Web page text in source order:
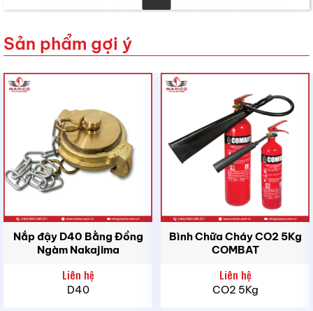
hiện trường, sử dụng máy thử điện tử NID-ET3-
Đầu báo khói loại quang học.
Thiết kế cấu hình thấp
Màn chắn côn trùng và các hạt bụi hiệu quả.
Đặc điểm tạo luồng khói hiệu quả.
Các biến thể gió và khí quyển không có ảnh
hưởng.
Không phân cực cho phép kết nối dây đơn giản.
Điện áp làm việc rộng từ 14,5 VDC đến 30 VDC
phù hợp với hầu hết các bảng thông thường.
động).
Sản phẩm gợi ý
Nắp đậy D40 Bằng Đồng
Ngàm Nakajima
Liên hệ
D40
Bình Chữa Cháy CO2 5Kg
COMBAT
Liên hệ
CO2 5Kg